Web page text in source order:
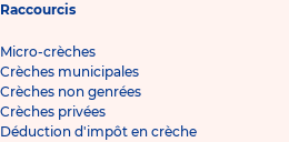
Raccourcis
Micro-crèches
Crèches municipales
Crèches non genrées
Crèches privées
Déduction d'impôt en crèche